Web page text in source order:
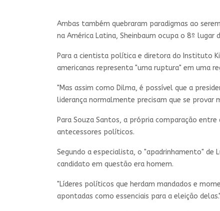
Ambas também quebraram paradigmas ao
na América Latina, Sheinbaum ocupa o 8º lugar
Para a cientista política e diretora do Instituto
americanas representa "uma ruptura" em uma
"Mas assim como Dilma, é possível que a
liderança normalmente precisam que se provar
Para Souza Santos, a própria comparação
antecessores políticos.
Segundo a especialista, o "apadrinhamento" de
candidato em questão era homem.
"Líderes políticos que herdam mandados e
apontadas como essenciais para a eleição delas."